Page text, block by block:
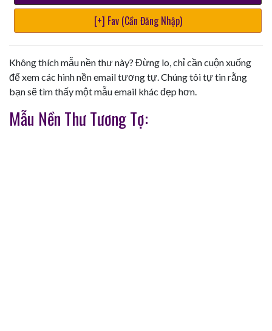
[+] Fav (Cần Đăng Nhập)
Không thích mẫu nền thư này? Đừng lo, chỉ cần cuộn xuống
để xem các hình nền email tương tự. Chúng tôi tự tin rằng
bạn sẽ tìm thấy một mẫu email khác đẹp hơn.
Mẫu Nền Thư Tương Tợ: